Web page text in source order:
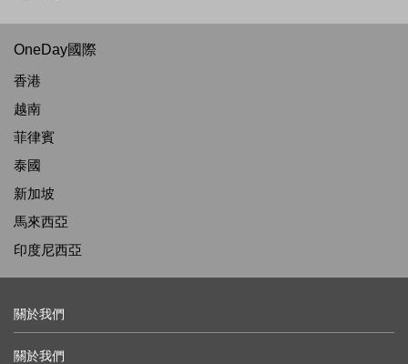
OneDay國際
香港
越南
菲律賓
泰國
新加坡
馬來西亞
印度尼西亞
關於我們
關於我們